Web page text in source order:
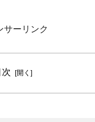
サーリンク